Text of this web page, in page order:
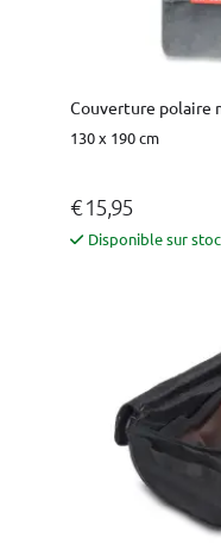
Couverture polaire
130 x 190 cm
€ 15,95
Disponible sur